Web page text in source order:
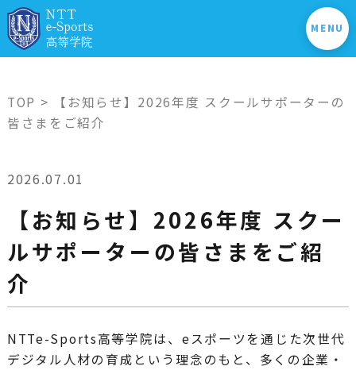
MENU
TOP > 【お知らせ】2026年度 スクールサポーターの
皆さまをご紹介
2026.07.01
【お知らせ】2026年度 スクー
ルサポーターの皆さまをご紹
介
NTTe-Sports高等学院は、eスポーツを通じた次世代
デジタル人材の育成という理念のもと、多くの企業・